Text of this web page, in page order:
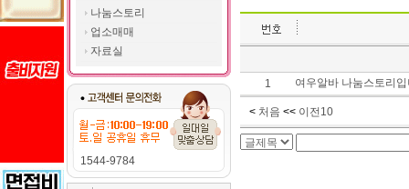
나눔스토리
업소매매
자료실
1544-9784
1 여우알바 나눔스토리
< 처음 << 이전10